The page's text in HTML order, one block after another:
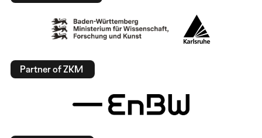
Partner of ZKM